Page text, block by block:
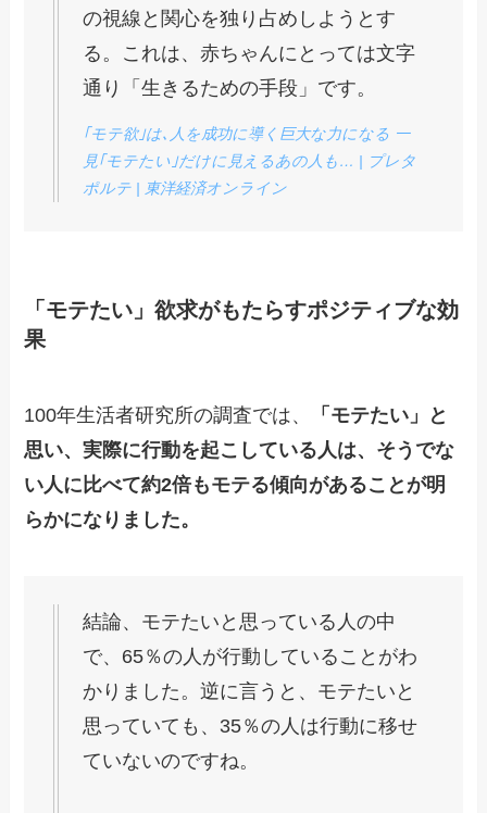
の視線と関心を独り占めしようとす
る。これは、赤ちゃんにとっては文字
通り「生きるための手段」です。
｢モテ欲｣は､人を成功に導く巨大な力になる 一
見｢モテたい｣だけに見えるあの人も… | プレタ
ポルテ | 東洋経済オンライン
「モテたい」欲求がもたらすポジティブな効
果
100年生活者研究所の調査では、
「モテたい」と
思い、実際に行動を起こしている人は、そうでな
い人に比べて約2倍もモテる傾向があることが明
らかになりました。
結論、モテたいと思っている人の中
で、65％の人が行動していることがわ
かりました。逆に言うと、モテたいと
思っていても、35％の人は行動に移せ
ていないのですね。